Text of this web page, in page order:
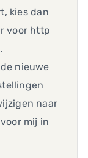
kies dan
voor http
nieuwe
naar
mij in